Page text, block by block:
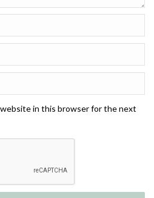
website in this browser for the next